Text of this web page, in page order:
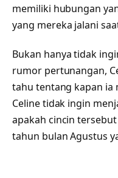
memiliki hubungan
yang mereka jalani
Bukan hanya tidak
rumor pertunangan,
tahu tentang kapan ia
Celine tidak ingin
apakah cincin
tahun bulan Agustus